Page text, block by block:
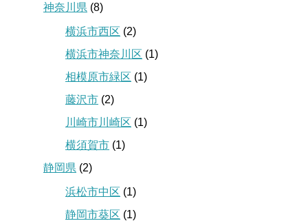
神奈川県 (8)
横浜市西区 (2)
横浜市神奈川区 (1)
相模原市緑区 (1)
藤沢市 (2)
川崎市川崎区 (1)
横須賀市 (1)
静岡県 (2)
浜松市中区 (1)
静岡市葵区 (1)